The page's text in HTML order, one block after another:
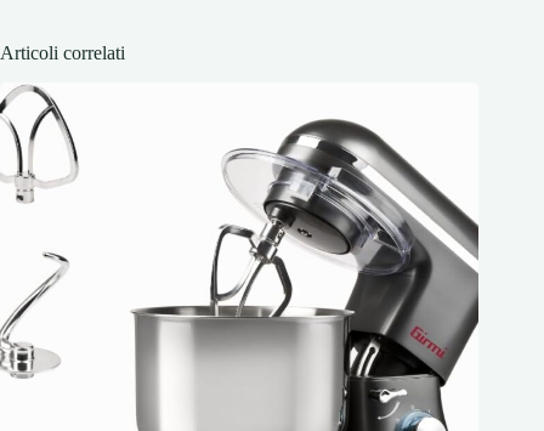
Articoli correlati